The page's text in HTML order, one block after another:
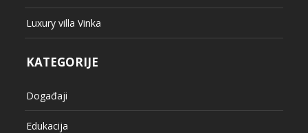
Luxury villa Vinka
KATEGORIJE
Događaji
Edukacija